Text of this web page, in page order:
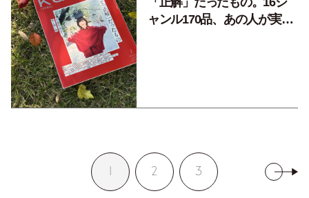
ャンル170品、あの人が実際
1 2 3